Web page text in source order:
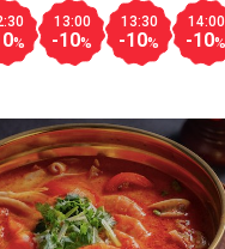
%
13:00
-10%
13:30
-10%
14:00
-10%